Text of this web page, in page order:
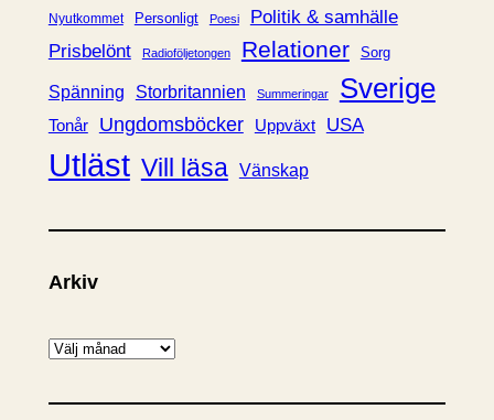
Nyutkommet Personligt Poesi
Politik & samhälle
Prisbelönt
Radioföljetongen Relationer Sorg
Spänning Storbritannien Summeringar Sverige
Tonår Ungdomsböcker Uppväxt USA
Utläst Vill läsa Vänskap
Arkiv
A
k